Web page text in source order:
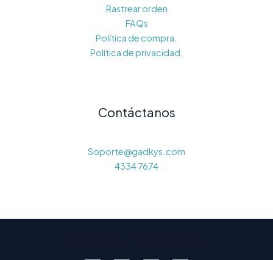
Rastrear orden
FAQs
Política de compra.
Política de privacidad.
Contáctanos
Soporte@gadkys.com
4334 7674